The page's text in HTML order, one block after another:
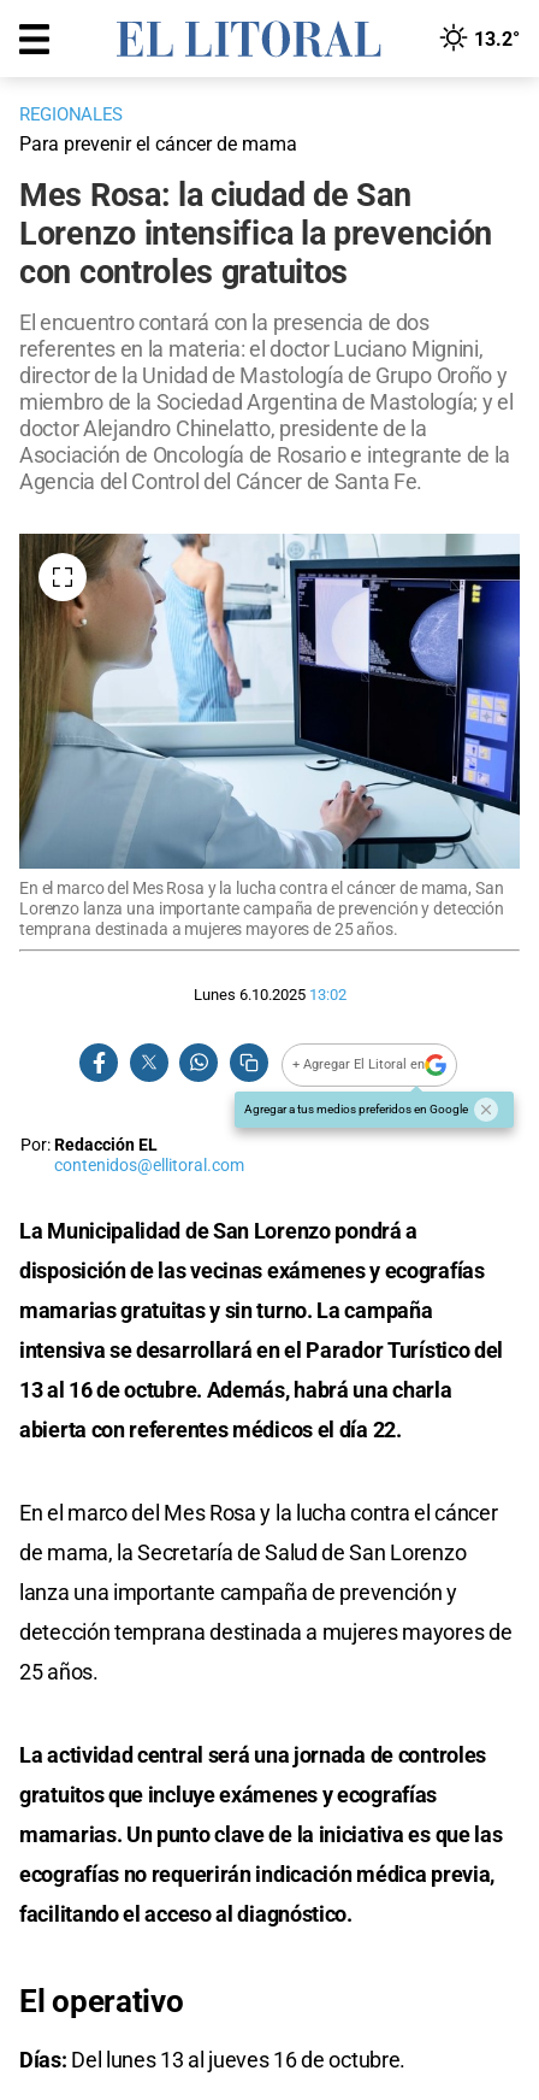
13.2°
REGIONALES
Para prevenir el cáncer de mama
Mes Rosa: la ciudad de San
Lorenzo intensifica la prevención
con controles gratuitos
El encuentro contará con la presencia de dos
referentes en la materia: el doctor Luciano Mignini,
director de la Unidad de Mastología de Grupo Oroño y
miembro de la Sociedad Argentina de Mastología; y el
doctor Alejandro Chinelatto, presidente de la
Asociación de Oncología de Rosario e integrante de la
Agencia del Control del Cáncer de Santa Fe.
En el marco del Mes Rosa y la lucha contra el cáncer de mama, San
Lorenzo lanza una importante campaña de prevención y detección
temprana destinada a mujeres mayores de 25 años.
Lunes 6.10.2025 13:02
+ Agregar El Litoral en
Agregar a tus medios preferidos en Google
Por:Redacción EL
contenidos@ellitoral.com
La Municipalidad de San Lorenzo pondrá a
disposición de las vecinas exámenes y ecografías
mamarias gratuitas y sin turno. La campaña
intensiva se desarrollará en el Parador Turístico del
13 al 16 de octubre. Además, habrá una charla
abierta con referentes médicos el día 22.
En el marco del Mes Rosa y la lucha contra el cáncer
de mama, la Secretaría de Salud de San Lorenzo
lanza una importante campaña de prevención y
detección temprana destinada a mujeres mayores de
25 años.
La actividad central será una jornada de controles
gratuitos que incluye exámenes y ecografías
mamarias. Un punto clave de la iniciativa es que las
ecografías no requerirán indicación médica previa,
facilitando el acceso al diagnóstico.
El operativo
Días: Del lunes 13 al jueves 16 de octubre.